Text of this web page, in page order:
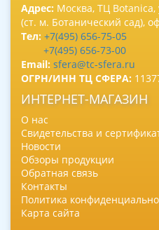
Адрес: Москва, ТЦ Botanica,
(ст. м. Ботанический сад),
Тел: +7(495) 656-75-05
+7(495) 656-73-00
Email: sfera@tc-sfera.ru
ОГРН/ИНН ТЦ СФЕРА:
ИНТЕРНЕТ-МАГАЗИН
О нас
Свидетельства и
Новости
Обзоры продукции
Обратная связь
Контакты
Политика
Карта сайта